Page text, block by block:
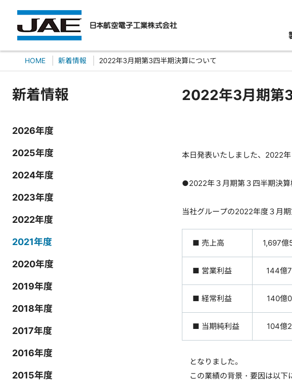
HOME 新着情報 2022年3月期第3四半期決算について
新着情報
2026年度
2025年度
2024年度
2023年度
2022年度
2021年度
2020年度
2019年度
2018年度
2017年度
2016年度
2015年度
2022年3月期第
本日発表いたしました、2022
●2022年３月期第３四半期決算
当社グループの2022年度３月期
■ 売上高 1,697億
■ 営業利益 144億
■ 経常利益 140億
■ 当期純利益 104億
となりました。
この業績の背景・要因は以下